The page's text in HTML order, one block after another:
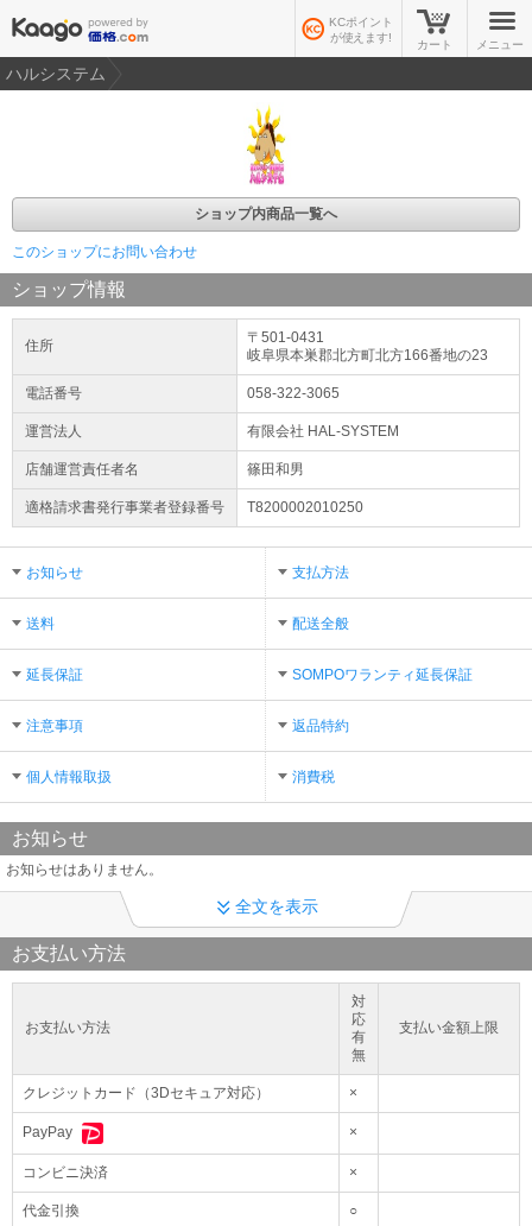
KCポイント
が使えます!
カート メニュー
ハルシステム
ショップ内商品一覧へ
このショップにお問い合わせ
ショップ情報
住所
〒501-0431
岐阜県本巣郡北方町北方166番地の23
電話番号 058-322-3065
運営法人 有限会社 HAL-SYSTEM
店舗運営責任者名 篠田和男
適格請求書発行事業者登録番号 T8200002010250
お知らせ 支払方法
送料 配送全般
延長保証 SOMPOワランティ延長保証
注意事項 返品特約
個人情報取扱 消費税
お知らせ
お知らせはありません。
全文を表示
お支払い方法
お支払い方法
対
応
有
無
支払い金額上限
クレジットカード（3Dセキュア対応） ×
PayPay ×
コンビニ決済 ×
代金引換 ○